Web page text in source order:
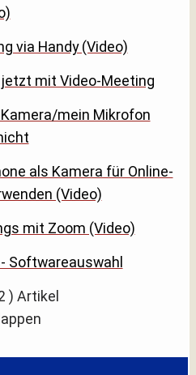
via Handy (Video)
mit Video-Meeting
mein Mikrofon
als Kamera für Online-
(Video)
mit Zoom (Video)
Softwareauswahl
) Artikel